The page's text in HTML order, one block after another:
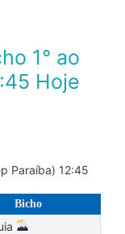
1° ao
Hoje
Paraíba) 12:45
Bicho